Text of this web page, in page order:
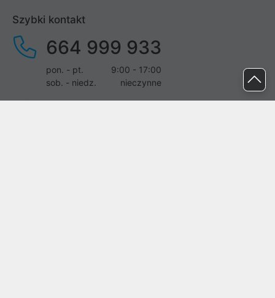
Szybki kontakt
664 999 933
pon. - pt.
9:00 - 17:00
sob. - niedz.
nieczynne